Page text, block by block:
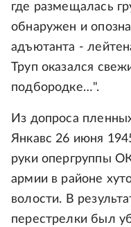
где размещалась
обнаружен и
адъютанта -
Труп оказался
подбородке…".
Из допроса
Янкавс 26 июня
руки опергруппы
армии в районе
волости. В
перестрелки был